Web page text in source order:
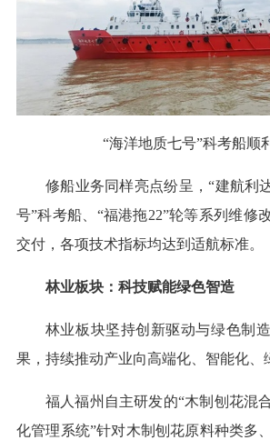
“海洋地质七号”科考船顺
修船业务同样亮点纷呈，“建航利
号”科考船、“福港拖22”轮等系列维修
交付，各项技术指标均达到适航标准。
林业板块：科技赋能绿色智造
林业板块坚持创新驱动与绿色制
果，持续推动产业向高端化、智能化、
福人福州自主研发的“木制刨花混
化管理系统”针对木制刨花原料种类多